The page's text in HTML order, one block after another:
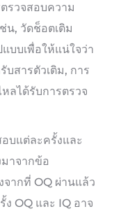
รวจสอบความ
น, วัดช็อตเติม
แบบเพื่อให้แน่ใจว่า
บสารตัวเติม, การ
ลได้รับการตรวจ
บแต่ละครั้งและ
าจากข้อ
ากที่ OQ ผ่านแล้ว
ง OQ และ IQ อาจ